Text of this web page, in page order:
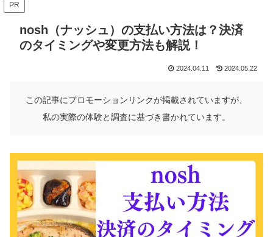
PR
nosh（ナッシュ）の支払い方法は？決済
のタイミングや変更方法も解説！
2024.04.11 2024.05.22
この記事にプロモーションリンクが掲載されていますが、
私の実際の体験と調査に基づき書かれています。